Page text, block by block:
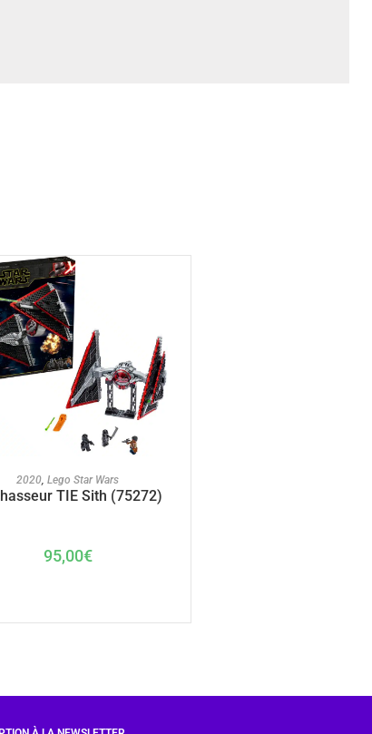
AJOUTER AU PANIER
2020 ,Lego Star Wars
TIE Sith (75272)
95,00€